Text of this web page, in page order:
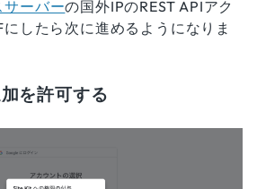
サーバーの国外IPのREST APIアク
したら次に進めるようになりま
を許可する